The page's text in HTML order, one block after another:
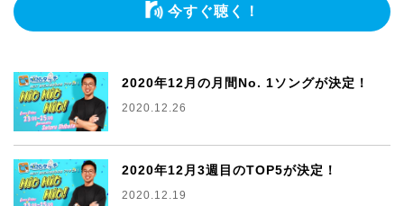
今すぐ聴く！
2020年12月の月間No. 1ソングが決定！
2020.12.26
2020年12月3週目のTOP5が決定！
2020.12.19